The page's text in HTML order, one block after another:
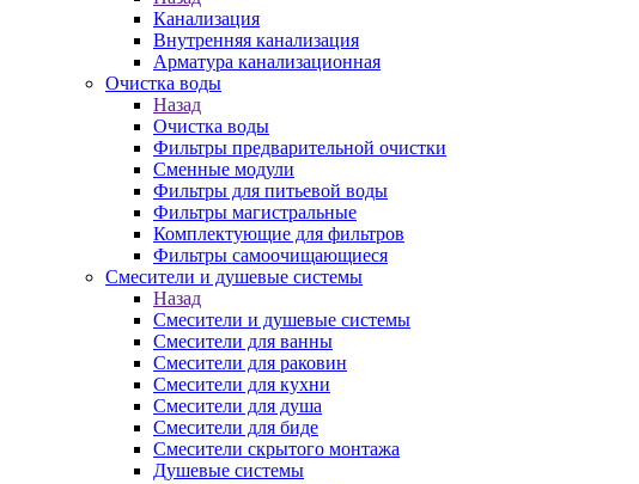
Канализация
Внутренняя канализация
Арматура канализационная
Очистка воды
Назад
Очистка воды
Фильтры предварительной очистки
Сменные модули
Фильтры для питьевой воды
Фильтры магистральные
Комплектующие для фильтров
Фильтры самоочищающиеся
Смесители и душевые системы
Назад
Смесители и душевые системы
Смесители для ванны
Смесители для раковин
Смесители для кухни
Смесители для душа
Смесители для биде
Смесители скрытого монтажа
Душевые системы